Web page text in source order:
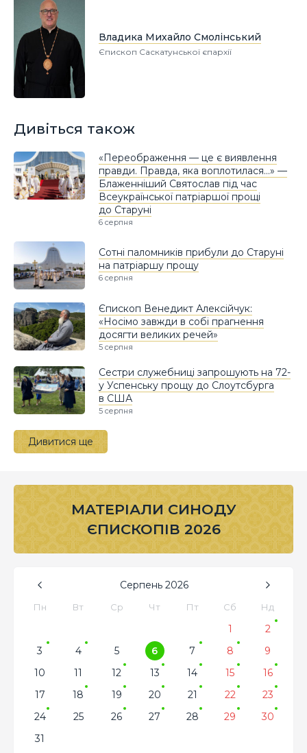
Владика Михайло Смолінський
Єпископ Саскатунської єпархії
Дивіться також
«Переображення — це є виявлення
правди. Правда, яка воплотилася…» —
Блаженніший Святослав під час
Всеукраїнської патріаршої прощі
до Старуні
6 серпня
Сотні паломників прибули до Старуні
на патріаршу прощу
6 серпня
Єпископ Венедикт Алексійчук:
«Носімо завжди в собі прагнення
досягти великих речей»
5 серпня
Сестри служебниці запрошують на 72-
у Успенську прощу до Слоутсбурга
в США
5 серпня
Дивитися ще
МАТЕРІАЛИ СИНОДУ
ЄПИСКОПІВ 2026
Серпень 2026
Пн Вт Ср Чт Пт Сб Нд
1
2
3
4 5 6 7 8
9
10
11 12 13 14 15
16
17
18 19 20 21 22
23
24
25 26 27 28 29
30
31